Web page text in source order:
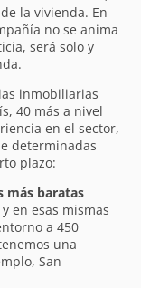
la vivienda. En
no se anima
será solo y
inmobiliarias
40 más a nivel
en el sector,
determinadas
plazo:
más baratas
y en esas mismas
a 450
una
San